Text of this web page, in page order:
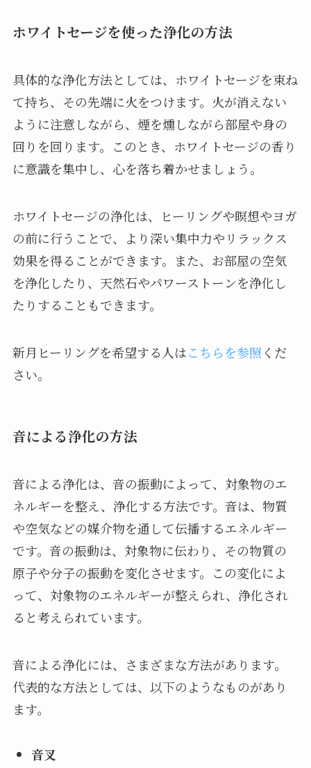
ホワイトセージを使った浄化の方法
具体的な浄化方法としては、ホワイトセージを束ね
て持ち、その先端に火をつけます。火が消えない
ように注意しながら、煙を燻しながら部屋や身の
回りを回ります。このとき、ホワイトセージの香り
に意識を集中し、心を落ち着かせましょう。
ホワイトセージの浄化は、ヒーリングや瞑想やヨガ
の前に行うことで、より深い集中力やリラックス
効果を得ることができます。また、お部屋の空気
を浄化したり、天然石やパワーストーンを浄化し
たりすることもできます。
新月ヒーリングを希望する人はこちらを参照 くだ
さい。
音による浄化の方法
音による浄化は、音の振動によって、対象物のエ
ネルギーを整え、浄化する方法です。音は、物質
や空気などの媒介物を通して伝播するエネルギー
です。音の振動は、対象物に伝わり、その物質の
原子や分子の振動を変化させます。この変化によ
って、対象物のエネルギーが整えられ、浄化され
ると考えられています。
音による浄化には、さまざまな方法があります。
代表的な方法としては、以下のようなものがあり
ます。
音叉